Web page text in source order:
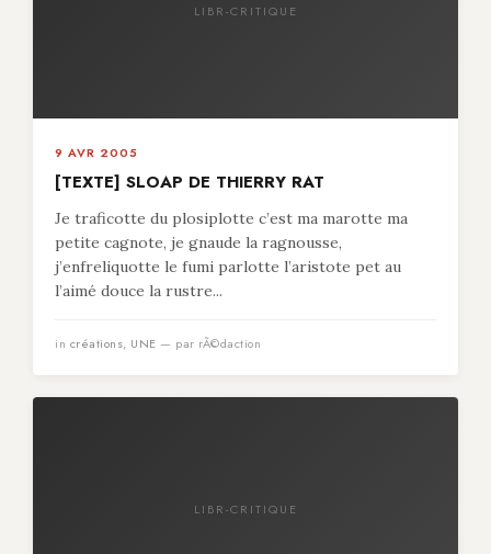
LIBR-CRITIQUE
9 AVR 2005
[TEXTE] SLOAP DE THIERRY RAT
Je traficotte du plosiplotte c’est ma marotte ma
petite cagnote, je gnaude la ragnousse,
j’enfreliquotte le fumi parlotte l’aristote pet au
l’aimé douce la rustre...
in créations, UNE — par rÃ©daction
LIBR-CRITIQUE